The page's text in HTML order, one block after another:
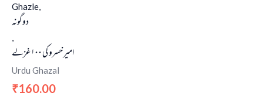
Ghazle,
دوگونہ
,
امیر خسرو کی ١٠٠ غزلے
Urdu Ghazal
₹160.00